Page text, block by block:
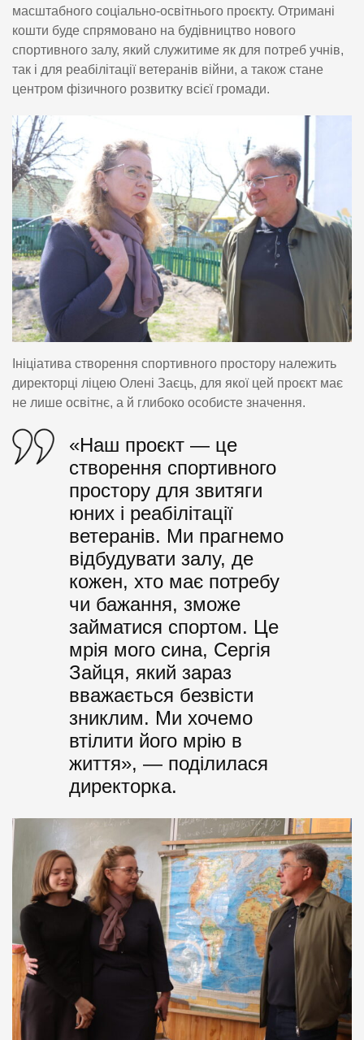
масштабного соціально-освітнього проєкту. Отримані
кошти буде спрямовано на будівництво нового
спортивного залу, який служитиме як для потреб учнів,
так і для реабілітації ветеранів війни, а також стане
центром фізичного розвитку всієї громади.
Ініціатива створення спортивного простору належить
директорці ліцею Олені Заєць, для якої цей проєкт має
не лише освітнє, а й глибоко особисте значення.
«Наш проєкт — це
створення спортивного
простору для звитяги
юних і реабілітації
ветеранів. Ми прагнемо
відбудувати залу, де
кожен, хто має потребу
чи бажання, зможе
займатися спортом. Це
мрія мого сина, Сергія
Зайця, який зараз
вважається безвісти
зниклим. Ми хочемо
втілити його мрію в
життя», — поділилася
директорка.